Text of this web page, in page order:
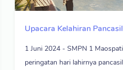
Upacara Kelahiran
1 Juni 2024 - SMPN 1
peringatan hari lahirnya